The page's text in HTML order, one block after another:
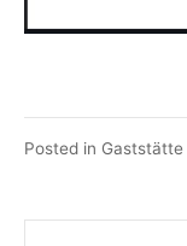
Posted in Gaststätte